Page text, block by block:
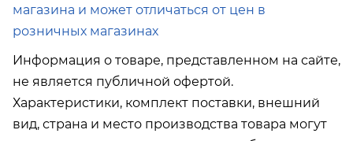
магазина и может отличаться от цен в
розничных магазинах
Информация о товаре, представленном на сайте,
не является публичной офертой.
Характеристики, комплект поставки, внешний
вид, страна и место производства товара могут